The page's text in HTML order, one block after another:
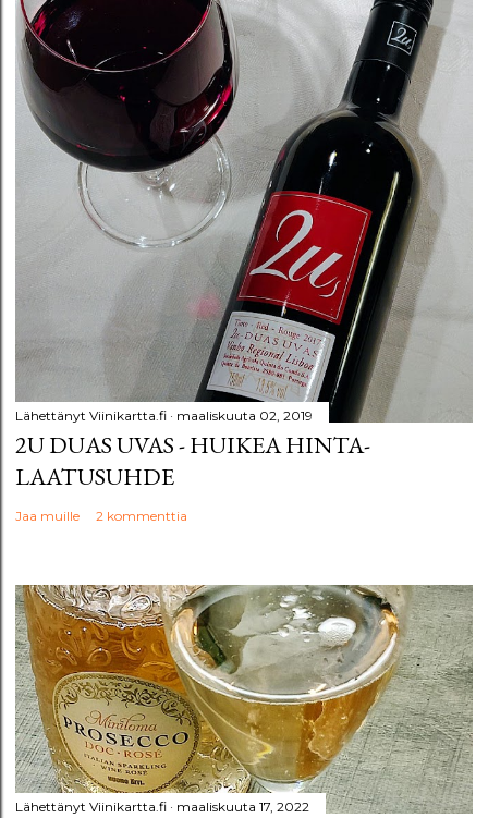
Lähettänyt Viinikartta.fi maaliskuuta 02, 2019
2U DUAS UVAS - HUIKEA HINTA-
LAATUSUHDE
Jaa muille 2 kommenttia
Lähettänyt Viinikartta.fi maaliskuuta 17, 2022